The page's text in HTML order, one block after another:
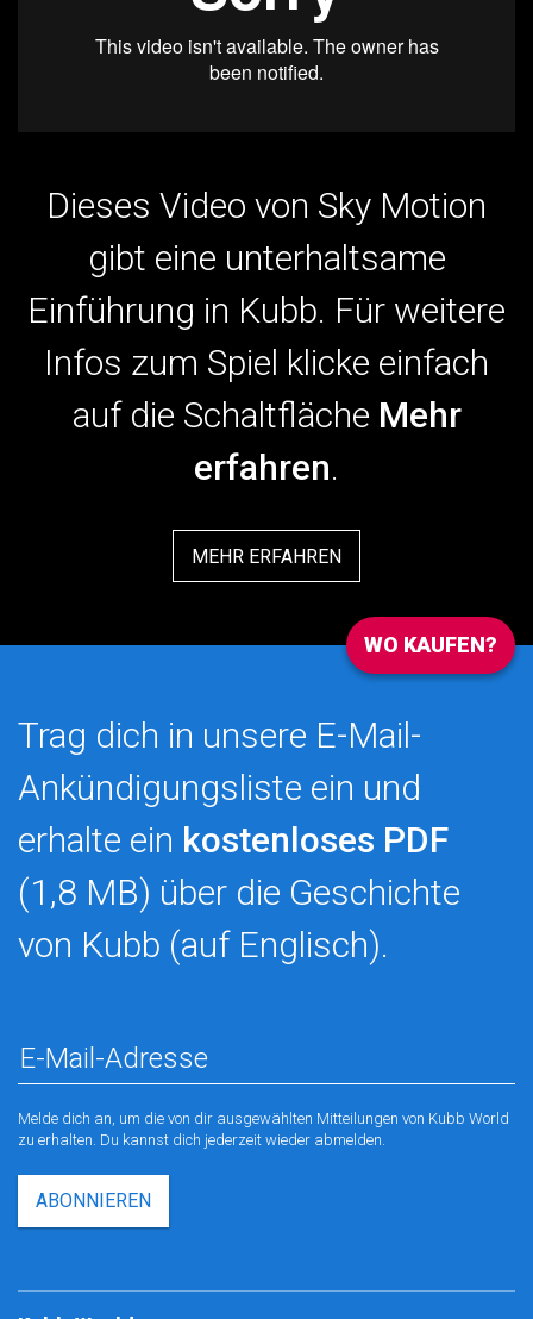
Dieses Video von Sky Motion
gibt eine unterhaltsame
Einführung in Kubb. Für weitere
Infos zum Spiel klicke einfach
auf die Schaltfläche Mehr
erfahren.
MEHR ERFAHREN
WO KAUFEN?
Trag dich in unsere E-Mail-
Ankündigungsliste ein und
erhalte ein kostenloses PDF
(1,8 MB) über die Geschichte
von Kubb (auf Englisch).
Melde dich an, um die von dir ausgewählten Mitteilungen von Kubb World
zu erhalten. Du kannst dich jederzeit wieder abmelden.
ABONNIEREN